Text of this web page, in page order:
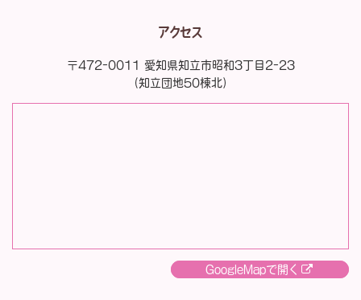
アクセス
〒472-0011 愛知県知立市昭和3丁目2-23
（知立団地50棟北）
GoogleMapで開く